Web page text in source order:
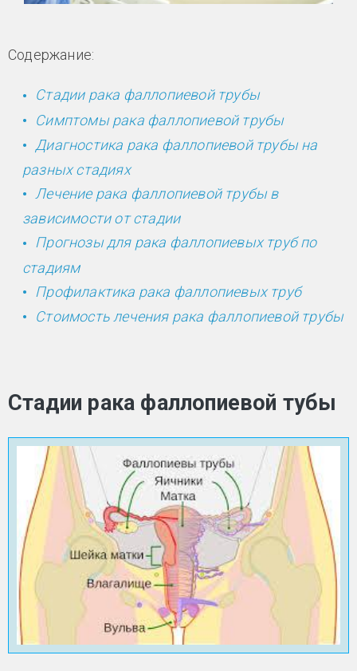
Содержание:
Стадии рака фаллопиевой трубы
Симптомы рака фаллопиевой трубы
Диагностика рака фаллопиевой трубы на
разных стадиях
Лечение рака фаллопиевой трубы в
зависимости от стадии
Прогнозы для рака фаллопиевых труб по
стадиям
Профилактика рака фаллопиевых труб
Стоимость лечения рака фаллопиевой трубы
Стадии рака фаллопиевой тубы